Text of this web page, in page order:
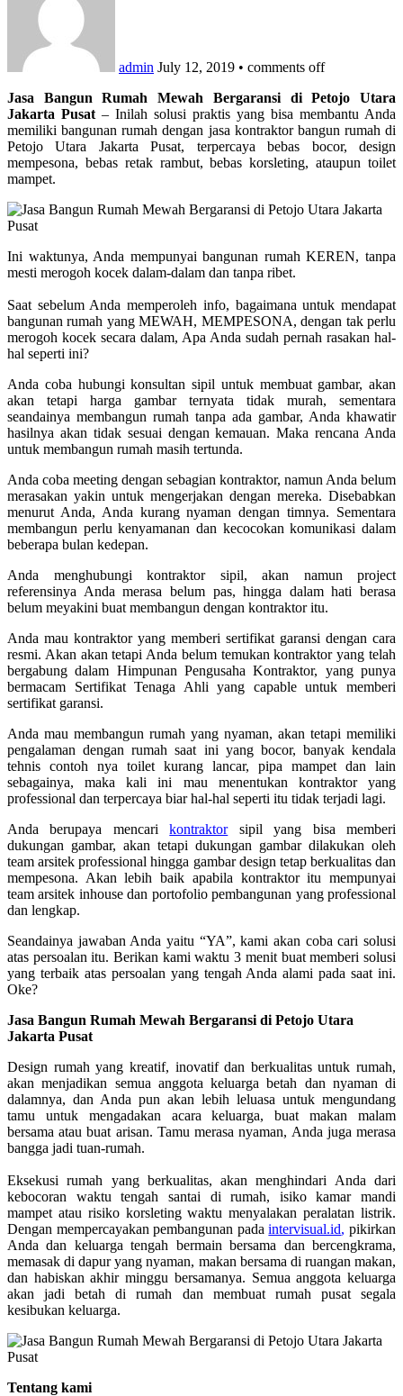
admin July 12, 2019 • comments off
Jasa Bangun Rumah Mewah Bergaransi di Petojo Utara
Jakarta Pusat – Inilah solusi praktis yang bisa membantu Anda
memiliki bangunan rumah dengan jasa kontraktor bangun rumah di
Petojo Utara Jakarta Pusat, terpercaya bebas bocor, design
mempesona, bebas retak rambut, bebas korsleting, ataupun toilet
mampet.
Ini waktunya, Anda mempunyai bangunan rumah KEREN, tanpa
mesti merogoh kocek dalam-dalam dan tanpa ribet.
Saat sebelum Anda memperoleh info, bagaimana untuk mendapat
bangunan rumah yang MEWAH, MEMPESONA, dengan tak perlu
merogoh kocek secara dalam, Apa Anda sudah pernah rasakan hal-
hal seperti ini?
Anda coba hubungi konsultan sipil untuk membuat gambar, akan
akan tetapi harga gambar ternyata tidak murah, sementara
seandainya membangun rumah tanpa ada gambar, Anda khawatir
hasilnya akan tidak sesuai dengan kemauan. Maka rencana Anda
untuk membangun rumah masih tertunda.
Anda coba meeting dengan sebagian kontraktor, namun Anda belum
merasakan yakin untuk mengerjakan dengan mereka. Disebabkan
menurut Anda, Anda kurang nyaman dengan timnya. Sementara
membangun perlu kenyamanan dan kecocokan komunikasi dalam
beberapa bulan kedepan.
Anda menghubungi kontraktor sipil, akan namun project
referensinya Anda merasa belum pas, hingga dalam hati berasa
belum meyakini buat membangun dengan kontraktor itu.
Anda mau kontraktor yang memberi sertifikat garansi dengan cara
resmi. Akan akan tetapi Anda belum temukan kontraktor yang telah
bergabung dalam Himpunan Pengusaha Kontraktor, yang punya
bermacam Sertifikat Tenaga Ahli yang capable untuk memberi
sertifikat garansi.
Anda mau membangun rumah yang nyaman, akan tetapi memiliki
pengalaman dengan rumah saat ini yang bocor, banyak kendala
tehnis contoh nya toilet kurang lancar, pipa mampet dan lain
sebagainya, maka kali ini mau menentukan kontraktor yang
professional dan terpercaya biar hal-hal seperti itu tidak terjadi lagi.
Anda berupaya mencarikontraktorsipil yang bisa memberi
dukungan gambar, akan tetapi dukungan gambar dilakukan oleh
team arsitek professional hingga gambar design tetap berkualitas dan
mempesona. Akan lebih baik apabila kontraktor itu mempunyai
team arsitek inhouse dan portofolio pembangunan yang professional
dan lengkap.
Seandainya jawaban Anda yaitu “YA”, kami akan coba cari solusi
atas persoalan itu. Berikan kami waktu 3 menit buat memberi solusi
yang terbaik atas persoalan yang tengah Anda alami pada saat ini.
Oke?
Jasa Bangun Rumah Mewah Bergaransi di Petojo Utara
Jakarta Pusat
Design rumah yang kreatif, inovatif dan berkualitas untuk rumah,
akan menjadikan semua anggota keluarga betah dan nyaman di
dalamnya, dan Anda pun akan lebih leluasa untuk mengundang
tamu untuk mengadakan acara keluarga, buat makan malam
bersama atau buat arisan. Tamu merasa nyaman, Anda juga merasa
bangga jadi tuan-rumah.
Eksekusi rumah yang berkualitas, akan menghindari Anda dari
kebocoran waktu tengah santai di rumah, isiko kamar mandi
mampet atau risiko korsleting waktu menyalakan peralatan listrik.
Dengan mempercayakan pembangunan padaintervisual.id, pikirkan
Anda dan keluarga tengah bermain bersama dan bercengkrama,
memasak di dapur yang nyaman, makan bersama di ruangan makan,
dan habiskan akhir minggu bersamanya. Semua anggota keluarga
akan jadi betah di rumah dan membuat rumah pusat segala
kesibukan keluarga.
Tentang kami